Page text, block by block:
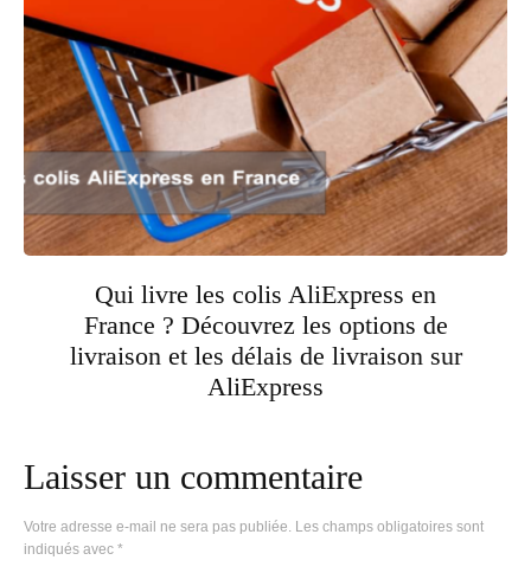
Qui livre les colis AliExpress en
France ? Découvrez les options de
livraison et les délais de livraison sur
AliExpress
Laisser un commentaire
Votre adresse e-mail ne sera pas publiée. Les champs obligatoires sont
indiqués avec *